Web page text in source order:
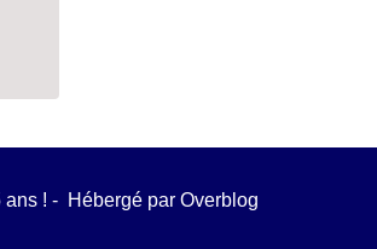
ans ! - Hébergé par Overblog